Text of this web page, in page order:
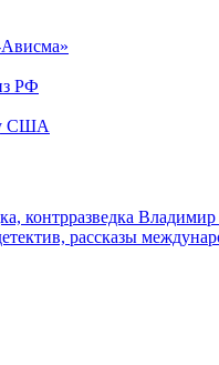
РФ
у США
контрразведка
рассказы